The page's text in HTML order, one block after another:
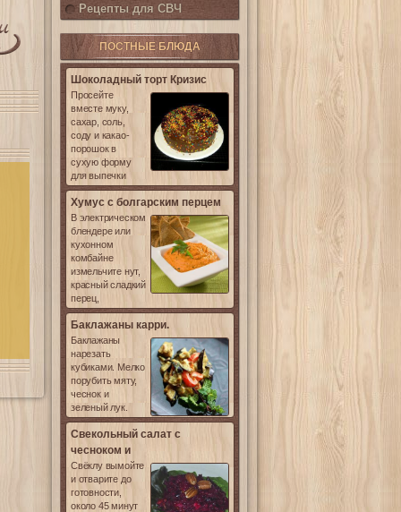
Рецепты для СВЧ
ПОСТНЫЕ БЛЮДА
Шоколадный торт Кризис
Просейте
вместе муку,
сахар, соль,
соду и какао-
порошок в
сухую форму
для выпечки
Хумус с болгарским перцем
В электрическом
блендере или
кухонном
комбайне
измельчите нут,
красный сладкий
перец,
Баклажаны карри.
Баклажаны
нарезать
кубиками. Мелко
порубить мяту,
чеснок и
зеленый лук.
Свекольный салат с
чесноком и
Свёклу вымойте
и отварите до
готовности,
около 45 минут